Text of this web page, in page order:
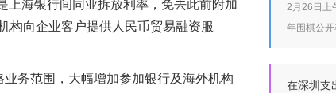
上海银行间同业拆放利率，免去此前附加
构向企业客户提供人民币贸易融资服
务范围，大幅增加参加银行及海外机构
即进地铁”
更加安全
2月26日上
年围棋公
在深圳支